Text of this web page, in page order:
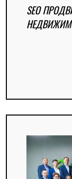
SEO